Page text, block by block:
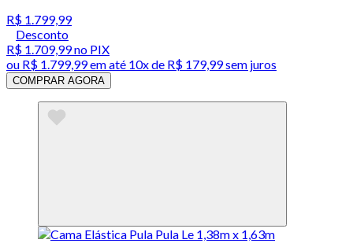
R$ 1.799,99
Desconto
R$ 1.709,99no PIX
ou R$ 1.799,99em até 10x de R$ 179,99 sem juros
COMPRAR AGORA